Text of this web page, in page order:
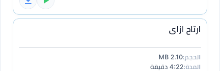
ارتاح ازاى
الحجم:2.10 MB
المدة:4:22 دقيقة